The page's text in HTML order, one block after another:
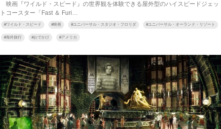
映画『ワイルド・スピード』の世界観を体験できる屋外型のハイスピードジェッ
トコースター「Fast ＆ Furi…
#ワイルド・スピード #映画 #ユニバーサル・スタジオ・フロリダ #ユニバーサル・オーランド・リゾート
#海外旅行 #おでかけ #アメリカ